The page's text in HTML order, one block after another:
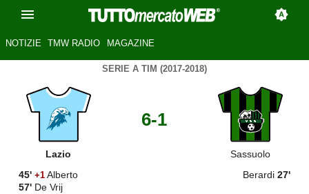
NOTIZIE TMW RADIO MAGAZINE
SERIE A TIM (2017-2018)
Lazio
6-1
Sassuolo
45' +1 Alberto
57' De Vrij
Berardi 27'